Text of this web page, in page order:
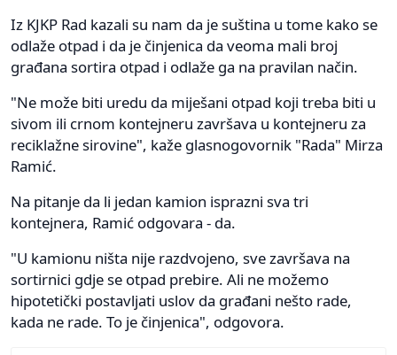
Iz KJKP Rad kazali su nam da je suština u tome kako se
odlaže otpad i da je činjenica da veoma mali broj
građana sortira otpad i odlaže ga na pravilan način.
"Ne može biti uredu da miješani otpad koji treba biti u
sivom ili crnom kontejneru završava u kontejneru za
reciklažne sirovine", kaže glasnogovornik "Rada" Mirza
Ramić.
Na pitanje da li jedan kamion isprazni sva tri
kontejnera, Ramić odgovara - da.
"U kamionu ništa nije razdvojeno, sve završava na
sortirnici gdje se otpad prebire. Ali ne možemo
hipotetički postavljati uslov da građani nešto rade,
kada ne rade. To je činjenica", odgovora.